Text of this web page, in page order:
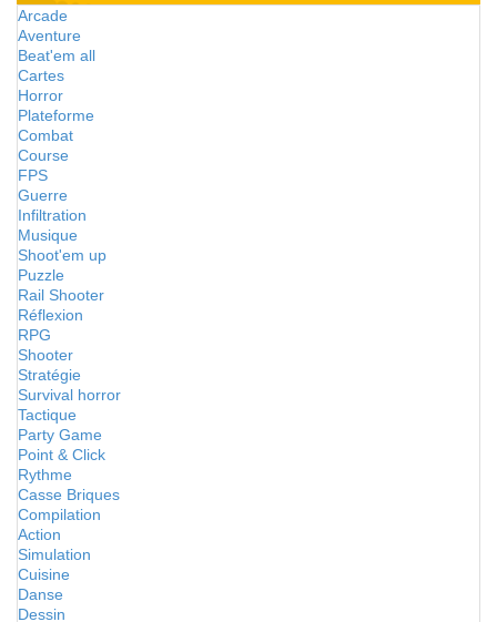
Arcade
Aventure
Beat'em all
Cartes
Horror
Plateforme
Combat
Course
FPS
Guerre
Infiltration
Musique
Shoot'em up
Puzzle
Rail Shooter
Réflexion
RPG
Shooter
Stratégie
Survival horror
Tactique
Party Game
Point & Click
Rythme
Casse Briques
Compilation
Action
Simulation
Cuisine
Danse
Dessin